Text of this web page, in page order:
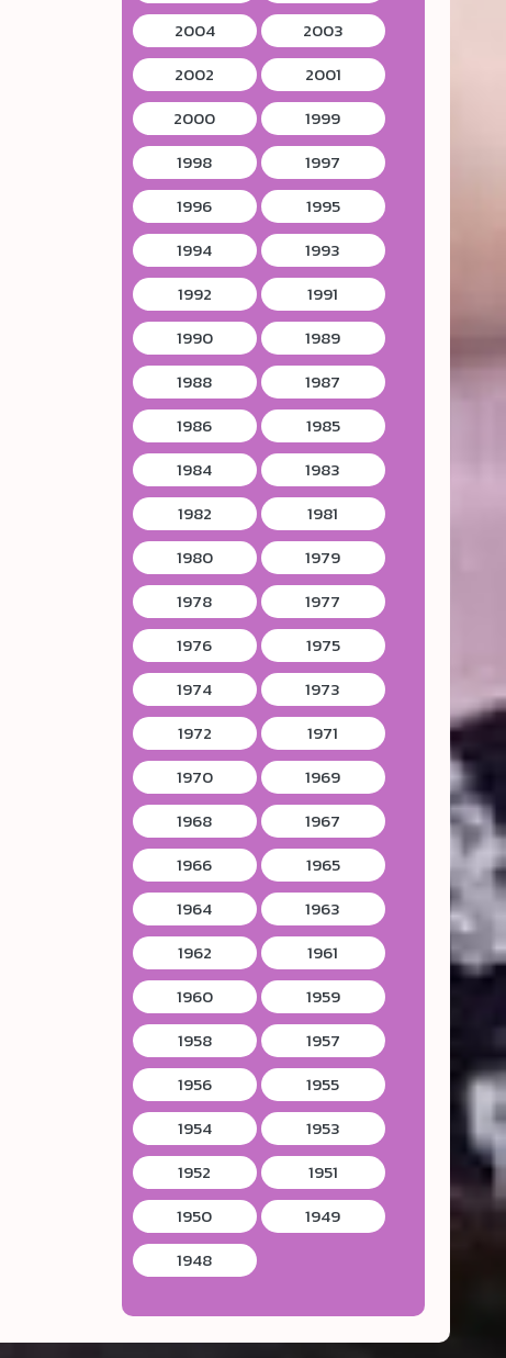
2004
2003
2002
2001
2000
1999
1998
1997
1996
1995
1994
1993
1992
1991
1990
1989
1988
1987
1986
1985
1984
1983
1982
1981
1980
1979
1978
1977
1976
1975
1974
1973
1972
1971
1970
1969
1968
1967
1966
1965
1964
1963
1962
1961
1960
1959
1958
1957
1956
1955
1954
1953
1952
1951
1950
1949
1948